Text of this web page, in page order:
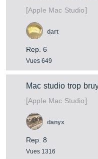
[Apple Mac Studio]
Rep. 6
Vues 649
dart
Mac studio trop
[Apple Mac Studio]
Rep. 8
Vues 1316
danyx